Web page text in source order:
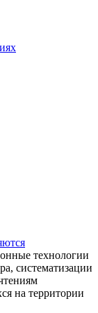
технологии
систематизации
на территории